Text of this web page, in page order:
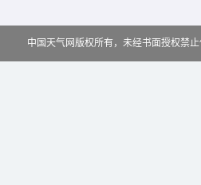
中国天气网版权所有，未经书面授权